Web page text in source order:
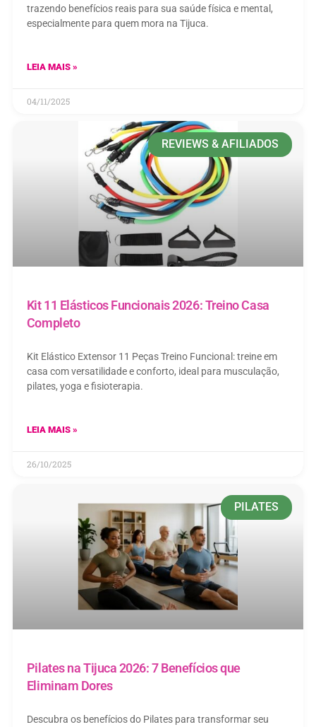
trazendo benefícios reais para sua saúde física e mental,
especialmente para quem mora na Tijuca.
LEIA MAIS »
04/11/2025
REVIEWS & AFILIADOS
Kit 11 Elásticos Funcionais 2026: Treino Casa
Completo
Kit Elástico Extensor 11 Peças Treino Funcional: treine em
casa com versatilidade e conforto, ideal para musculação,
pilates, yoga e fisioterapia.
LEIA MAIS »
26/10/2025
PILATES
Pilates na Tijuca 2026: 7 Benefícios que
Eliminam Dores
Descubra os benefícios do Pilates para transformar seu